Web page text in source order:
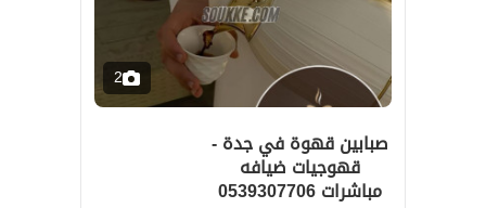
2
صبابين قهوة في جدة -
قهوجيات ضيافه
مباشرات 0539307706